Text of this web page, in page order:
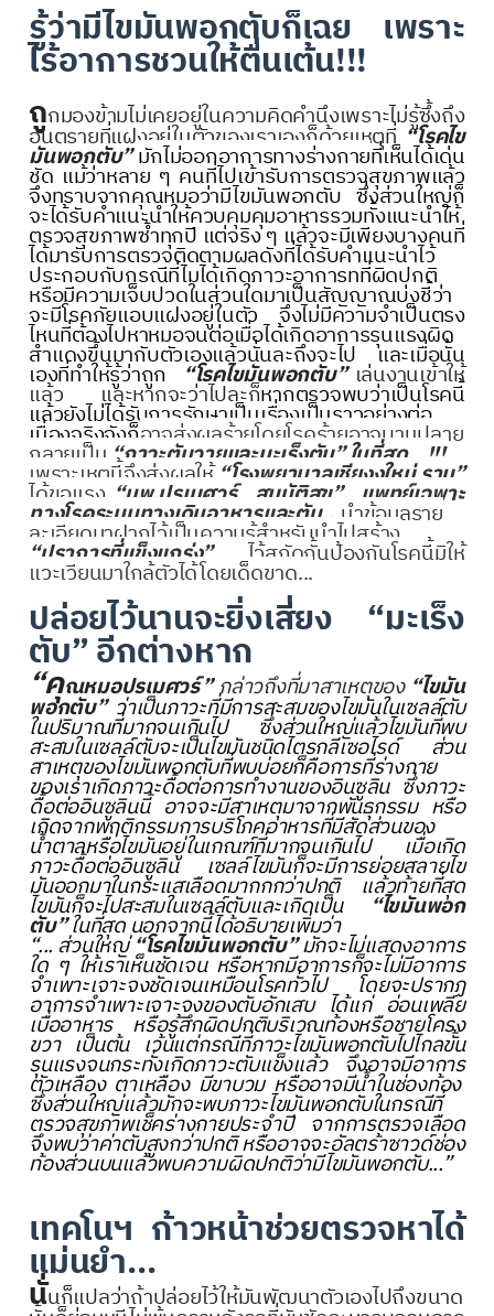
รู้ว่ามีไขมันพอกตับก็เฉย เพราะ
ไร้อาการชวนให้ตื่นเต้น!!!
ถูกมองข้ามไม่เคยอยู่ในความคิดคำนึงเพราะไม่รู้ซึ้งถึง
อันตรายที่แฝงอยู่ในตัวของเราเองก็ด้วยเหตุที่ “โรคไข
มันพอกตับ”มักไม่ออกอาการทางร่างกายที่เห็นได้เด่น
ชัด แม้ว่าหลาย ๆ คนที่ไปเข้ารับการตรวจสุขภาพแล้ว
จึงทราบจากคุณหมอว่ามีไขมันพอกตับ ซึ่งส่วนใหญ่ก็
จะได้รับคำแนะนำให้ควบคุมคุมอาหารรวมทั้งแนะนำให้
ตรวจสุขภาพซ้ำทุกปี แต่จริง ๆ แล้วจะมีเพียงบางคนที่
ได้มารับการตรวจติดตามผลดังที่ได้รับคำแนะนำไว้
ประกอบกับกรณีที่ไมได้เกิดภาวะอาการทที่ผิดปกติ
หรือมีความเจ็บปวดในส่วนใดมาเป็นสัญญาณบ่งชี้ว่า
จะมีโรคภัยแอบแฝงอยู่ในตัว จึงไม่มีความจำเป็นตรง
ไหนที่ต้องไปหาหมอจนต่อเมื่อได้เกิดอาการรุนแรงผิด
สำแดงขึ้นมากับตัวเองแล้วนั่นละถึงจะไป และเมื่อนั้น
เองที่ทำให้รู้ว่าถูก “โรคไขมันพอกตับ”เล่นงานเข้าให้
แล้ว และหากจะว่าไปละก็หากตรวจพบว่าเป็นโรคนี้
แล้วยังไม่ได้รับการรักษาเป็นเรื่องเป็นราวอย่างต่อ
เนื่องจริงจังก็อาจส่งผลร้ายโดยโรคร้ายอาจบานปลาย
กลายเป็น “ภาวะตับวายและมะเร็งตับ”ในที่สุด...!!!
เพราะเหตุนี้จึงส่งผลให้“โรงพยาบาลเชียงงใหม่ ราม”
ได้ขอแรง “นพ.ปรเมศวร์ สมบัติสุข”...แพทย์เฉพาะ
ทางโรคระบบทางเดินอาหารและตับ...นำข้อมูลราย
ละเอียดมาฝากไว้เป็นความรู้สำหรับนำไปสร้าง
“ปราการที่แข็งแกร่ง”ไว้สกัดกั้นป้องกันโรคนี้มิให้
แวะเวียนมาใกล้ตัวได้โดยเด็ดขาด...
ปล่อยไว้นานจะยิ่งเสี่ยง “มะเร็ง
ตับ” อีกต่างหาก
“คุณหมอปรเมศวร์”กล่าวถึงที่มาสาเหตุของ “ไขมัน
พอกตับ” ว่าเป็นภาวะที่มีการสะสมของไขมันในเซลล์ตับ
ในปริมาณที่มากจนเกินไป ซึ่งส่วนใหญ่แล้วไขมันที่พบ
สะสมในเซลล์ตับจะเป็นไขมันชนิดไตรกลีเซอไรด์ ส่วน
สาเหตุของไขมันพอกตับที่พบบ่อยก็คือการที่ร่างกาย
ของเราเกิดภาวะดื้อต่อการทำงานของอินซูลิน ซึ่งภาวะ
ดื้อต่ออินซูลินนี้ อาจจะมีสาเหตุมาจากพันธุกรรม หรือ
เกิดจากพฤติกรรมการบริโภคอาหารที่มีสัดส่วนของ
น้ำตาลหรือไขมันอยู่ในเกณฑ์ที่มากจนเกินไป เมื่อเกิด
ภาวะดื้อต่ออินซูลิน เซลล์ไขมันก็จะมีการย่อยสลายไข
มันออกมาในกระแสเลือดมากกกว่าปกติ แล้วท้ายที่สุด
ไขมันก็จะไปสะสมในเซลล์ตับและเกิดเป็น “ไขมันพอก
ตับ”ในที่สุด นอกจากนี้ได้อธิบายเพิ่มว่า
“...ส่วนใหญ่“โรคไขมันพอกตับ”มักจะไม่แสดงอาการ
ใด ๆ ให้เราเห็นชัดเจน หรือหากมีอาการก็จะไม่มีอาการ
จำเพาะเจาะจงชัดเจนเหมือนโรคทั่วไป โดยจะปรากฏ
อาการจำเพาะเจาะจงของตับอักเสบ ได้แก่ อ่อนเพลีย
เบื่ออาหาร หรือรู้สึกผิดปกติบริเวณท้องหรือชายโครง
ขวา เป็นต้น เว้นแต่กรณีที่ภาวะไขมันพอกตับไปไกลขั้น
รุนแรงจนกระทั่งเกิดภาวะตับแข็งแล้ว จึงอาจมีอาการ
ตัวเหลือง ตาเหลือง มีขาบวม หรืออาจมีน้ำในช่องท้อง
ซึ่งส่วนใหญ่แล้วมักจะพบภาวะไขมันพอกตับในกรณีที่
ตรวจสุขภาพเช็คร่างกายประจำปี จากการตรวจเลือด
จึงพบว่าค่าตับสูงกว่าปกติ หรืออาจจะอัลตร้าซาวด์ช่อง
ท้องส่วนบนแล้วพบความผิดปกติว่ามีไขมันพอกตับ...”
เทคโนฯ ก้าวหน้าช่วยตรวจหาได้
แม่นยำ...
นั่นก็แปลว่าถ้าปล่อยไว้ให้มันพัฒนาตัวเองไปถึงขนาด